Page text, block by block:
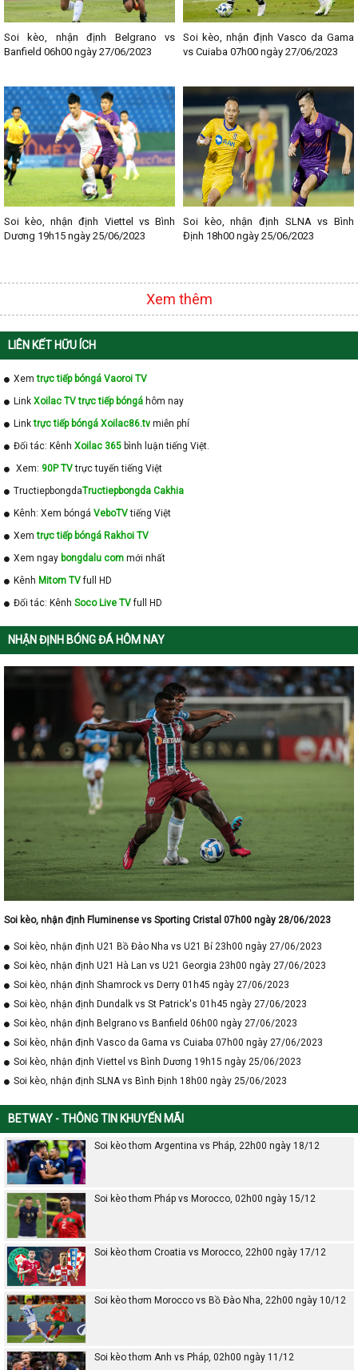
Lịch thi đấu bóng đá các giải nổi bật:
- Lịch thi đấu Ngoại hạng Anh
- Lịch thi đấu La Liga
- Lịch thi đấu Bundesliga
- Lịch thi đấu V - League
- Lịch thi đấu Cup C1
Soi kèo, nhận định Belgrano vs
Banfield 06h00 ngày 27/06/2023
Soi kèo, nhận định Vasco da Gama
vs Cuiaba 07h00 ngày 27/06/2023
Soi kèo, nhận định Viettel vs Bình
Dương 19h15 ngày 25/06/2023
Soi kèo, nhận định SLNA vs Bình
Định 18h00 ngày 25/06/2023
Xem thêm
LIÊN KẾT HỮU ÍCH
Xemtrực tiếp bóngá Vaoroi TV
Link Xoilac TV trực tiếp bóngá hôm nay
Linktrực tiếp bóngá Xoilac86.tv miễn phí
Đối tác: Kênh Xoilac 365 bình luận tiếng Việt.
Xem: 90P TVtrực tuyến tiếng Việt
TructiepbongdaTructiepbongda Cakhia
Kênh: Xem bóngá VeboTVtiếng Việt
Xemtrực tiếp bóngá Rakhoi TV
Xem ngay bongdalu com mới nhất
Kênh Mitom TVfull HD
Đối tác: Kênh Soco Live TVfull HD
NHẬN ĐỊNH BÓNG ĐÁ HÔM NAY
Soi kèo, nhận định Fluminense vs Sporting Cristal 07h00 ngày 28/06/2023
Soi kèo, nhận định U21 Bồ Đào Nha vs U21 Bỉ 23h00 ngày 27/06/2023
Soi kèo, nhận định U21 Hà Lan vs U21 Georgia 23h00 ngày 27/06/2023
Soi kèo, nhận định Shamrock vs Derry 01h45 ngày 27/06/2023
Soi kèo, nhận định Dundalk vs St Patrick's 01h45 ngày 27/06/2023
Soi kèo, nhận định Belgrano vs Banfield 06h00 ngày 27/06/2023
Soi kèo, nhận định Vasco da Gama vs Cuiaba 07h00 ngày 27/06/2023
Soi kèo, nhận định Viettel vs Bình Dương 19h15 ngày 25/06/2023
Soi kèo, nhận định SLNA vs Bình Định 18h00 ngày 25/06/2023
BETWAY - THÔNG TIN KHUYẾN MÃI
Soi kèo thơm Argentina vs Pháp, 22h00 ngày 18/12
Soi kèo thơm Pháp vs Morocco, 02h00 ngày 15/12
Soi kèo thơm Croatia vs Morocco, 22h00 ngày 17/12
Soi kèo thơm Morocco vs Bồ Đào Nha, 22h00 ngày 10/12
Soi kèo thơm Anh vs Pháp, 02h00 ngày 11/12